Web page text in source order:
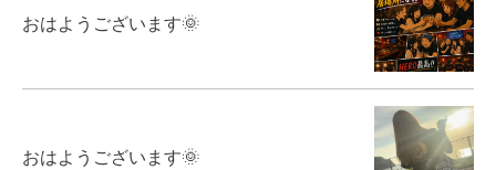
おはようございます🌞
おはようございます🌞